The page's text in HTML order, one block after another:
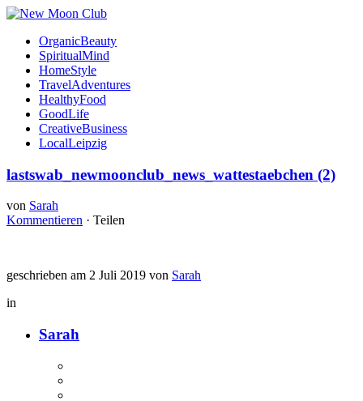
OrganicBeauty
SpiritualMind
HomeStyle
TravelAdventures
HealthyFood
GoodLife
CreativeBusiness
LocalLeipzig
lastswab_newmoonclub_news_wattestaebchen (2)
von Sarah
Kommentieren · Teilen
geschrieben am 2 Juli 2019 von Sarah
in
Sarah